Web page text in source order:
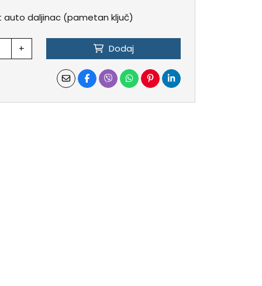
auto daljinac (pametan ključ)
+ Dodaj